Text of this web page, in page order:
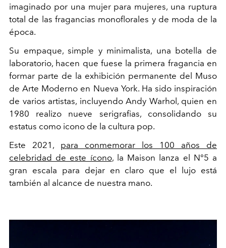
imaginado por una mujer para mujeres, una ruptura
total de las fragancias monoflorales y de moda de la
época.
Su empaque, simple y minimalista, una botella de
laboratorio, hacen que fuese la primera fragancia en
formar parte de la exhibición permanente del Muso
de Arte Moderno en Nueva York. Ha sido inspiración
de varios artistas, incluyendo Andy Warhol, quien en
1980 realizo nueve serigrafias, consolidando su
estatus como icono de la cultura pop.
Este 2021, para conmemorar los 100 años de
celebridad de este ícono, la Maison lanza el N°5 a
gran escala para dejar en claro que el lujo está
también al alcance de nuestra mano.